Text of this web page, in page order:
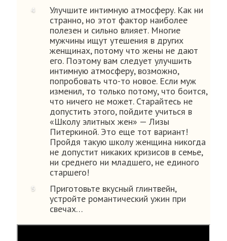
Улучшите интимную атмосферу. Как ни
странно, но этот фактор наиболее
полезен и сильно влияет. Многие
мужчины ищут утешения в других
женщинах, потому что жены не дают
его. Поэтому вам следует улучшить
интимную атмосферу, возможно,
попробовать что-то новое. Если муж
изменил, то только потому, что боится,
что ничего не может. Старайтесь не
допустить этого, пойдите учиться в
«Школу элитных жен» — Лизы
Питеркиной. Это еще тот вариант!
Пройдя такую школу женщина никогда
не допустит никаких кризисов в семье,
ни среднего ни младшего, не единого
старшего!
Приготовьте вкусный глинтвейн,
устройте романтический ужин при
свечах…